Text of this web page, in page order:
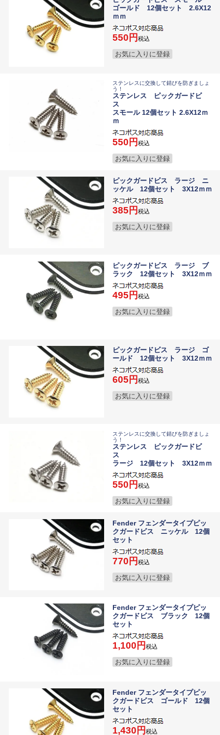
ゴールド 12個セット 2.6X12
ｍｍ
550 税込
お気に入りに登録
ステンレスに交換して錆びを防ぎましょ
う！
ステンレス ピックガードビ
ス
スモール 12個セット 2.6X12ｍ
ｍ
550 税込
お気に入りに登録
ピックガードビス ラージ ニ
ッケル 12個セット 3X12ｍｍ
385 税込
お気に入りに登録
ピックガードビス ラージ ブ
ラック 12個セット 3X12ｍｍ
495 税込
お気に入りに登録
ピックガードビス ラージ ゴ
ールド 12個セット 3X12ｍｍ
605 税込
お気に入りに登録
ステンレスに交換して錆びを防ぎましょ
う！
ステンレス ピックガードビ
ス
ラージ 12個セット 3X12ｍｍ
550 税込
お気に入りに登録
Fender フェンダータイプピッ
クガードビス ニッケル 12個
セット
770 税込
お気に入りに登録
Fender フェンダータイプピッ
クガードビス ブラック 12個
セット
1,100 税込
お気に入りに登録
Fender フェンダータイプピッ
クガードビス ゴールド 12個
セット
1,430 税込